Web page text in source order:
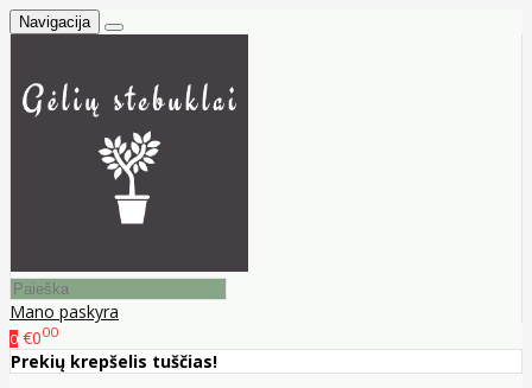
Navigacija
Mano paskyra
0 €000
Prekių krepšelis tuščias!